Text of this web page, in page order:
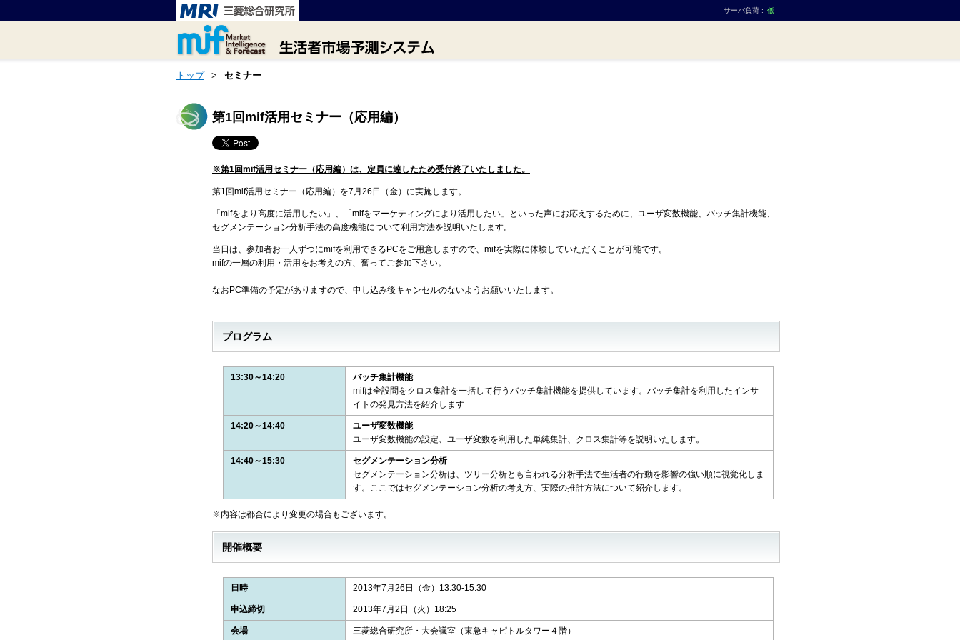
サーバ負荷 : 低
トップ > セミナー
第1回mif活用セミナー（応用編）
※第1回mif活用セミナー（応用編） は、 定員に達したため受付終了いたしました。
第1回mif活用セミナー（応用編）を7月26日（金）に実施します。
「mifをより高度に活用したい」、「mifをマーケティングにより活用したい」といった声にお応えするために、ユーザ変数機能、バッチ集計機能、
セグメンテーション分析手法の高度機能について利用方法を説明いたします。
当日は、参加者お一人ずつにmifを利用できるPCをご用意しますので、mifを実際に体験していただくことが可能です。
mifの一層の利用・活用をお考えの方、奮ってご参加下さい。
なおPC準備の予定がありますので、申し込み後キャンセルのないようお願いいたします。
プログラム
13:30～14:20
バッチ集計機能
mifは全設問をクロス集計を一括して行うバッチ集計機能を提供しています。バッチ集計を利用したインサ
イトの発見方法を紹介します
14:20～14:40
ユーザ変数機能
ユーザ変数機能の設定、ユーザ変数を利用した単純集計、クロス集計等を説明いたします。
14:40～15:30
セグメンテーション分析
セグメンテーション分析は、ツリー分析とも言われる分析手法で生活者の行動を影響の強い順に視覚化しま
す。ここではセグメンテーション分析の考え方、実際の推計方法について紹介します。
※内容は都合により変更の場合もございます。
開催概要
日時 2013年7月26日（金）13:30-15:30
申込締切 2013年7月2日（火）18:25
会場
三菱総合研究所・大会議室（東急キャピトルタワー４階）